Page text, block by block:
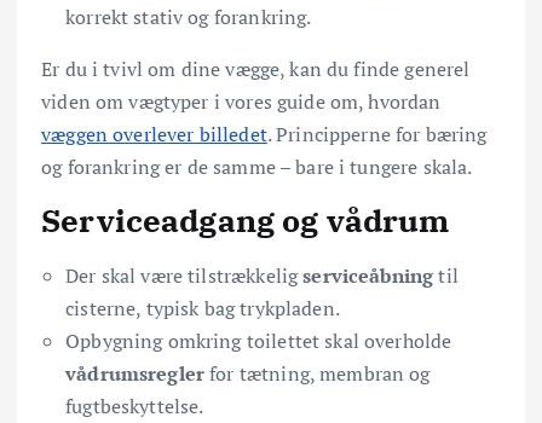
korrekt stativ og forankring.
Er du i tvivl om dine vægge, kan du finde generel
viden om vægtyper i vores guide om, hvordan
væggen overlever billedet. Principperne for bæring
og forankring er de samme – bare i tungere skala.
Serviceadgang og vådrum
Der skal være tilstrækkeligserviceåbningtil
cisterne, typisk bag trykpladen.
Opbygning omkring toilettet skal overholde
vådrumsreglerfor tætning, membran og
fugtbeskyttelse.